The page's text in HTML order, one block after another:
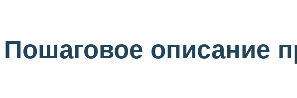
Пошаговое описание